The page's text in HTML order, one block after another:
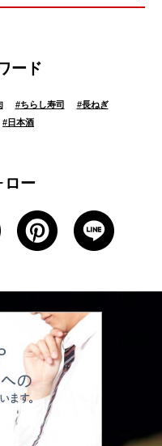
ード
#ちらし寿司 #長ねぎ
#日本酒
ロー